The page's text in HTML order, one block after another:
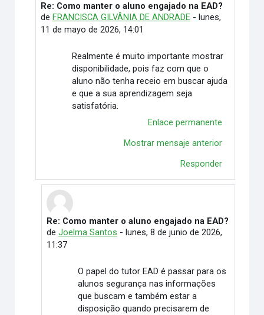
En respuesta a Vitória Duarte Wingert
Re: Como manter o aluno engajado na EAD?
de FRANCISCA GILVÂNIA DE ANDRADE- lunes,
11 de mayo de 2026, 14:01
Realmente é muito importante mostrar
disponibilidade, pois faz com que o
aluno não tenha receio em buscar ajuda
e que a sua aprendizagem seja
satisfatória.
Enlace permanente
Mostrar mensaje anterior
Responder
En respuesta a FRANCISCA GILVÂNIA DE ANDRADE
Re: Como manter o aluno engajado na EAD?
deJoelma Santos - lunes, 8 de junio de 2026,
11:37
O papel do tutor EAD é passar para os
alunos segurança nas informações
que buscam e também estar a
disposição quando precisarem de